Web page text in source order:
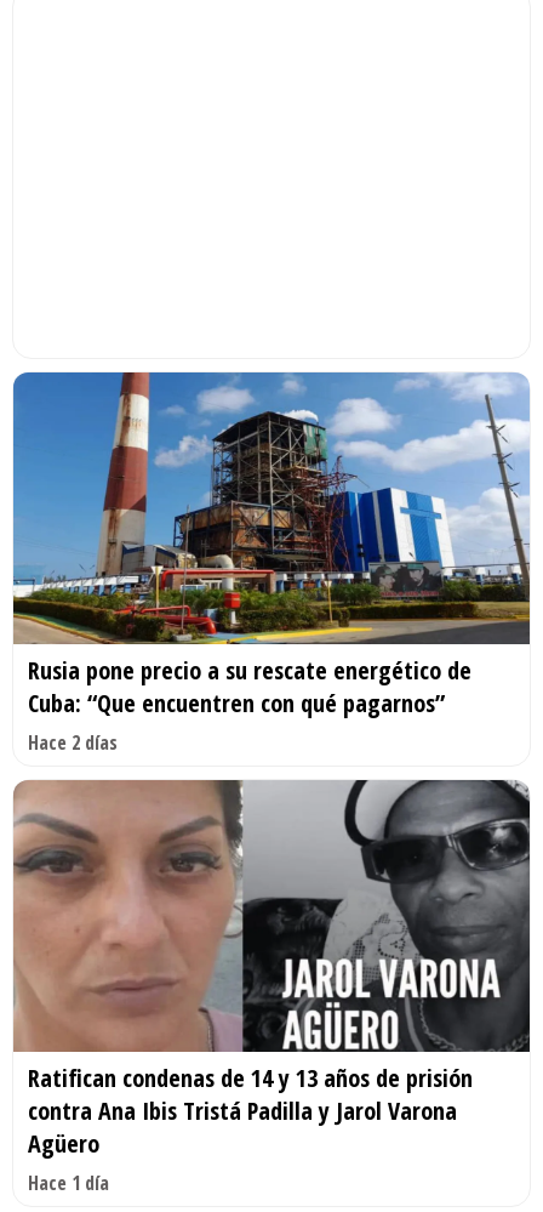
Rusia pone precio a su rescate energético de
Cuba: “Que encuentren con qué pagarnos”
Hace 2 días
Ratifican condenas de 14 y 13 años de prisión
contra Ana Ibis Tristá Padilla y Jarol Varona
Agüero
Hace 1 día